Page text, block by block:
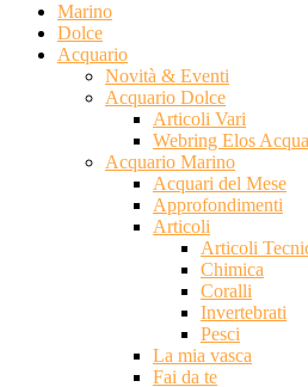
Marino
Dolce
Acquario
Novità & Eventi
Acquario Dolce
Articoli Vari
Webring Elos
Acquario Marino
Acquari del Mese
Approfondimenti
Articoli
Articoli
Chimica
Coralli
Invertebrati
Pesci
La mia vasca
Fai da te